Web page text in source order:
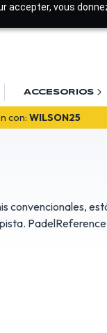
accepter, vous
ACCESORIOS
BIENVENIDO26
convencionales,